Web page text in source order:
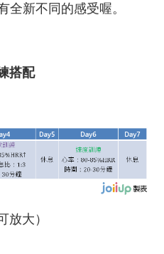
全新不同的感受喔。
搭配
放大）